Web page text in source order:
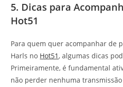
5. Dicas para
Hot51
Para quem quer acompanhar de
Harls no Hot51, algumas dicas
Primeiramente, é fundamental
não perder nenhuma